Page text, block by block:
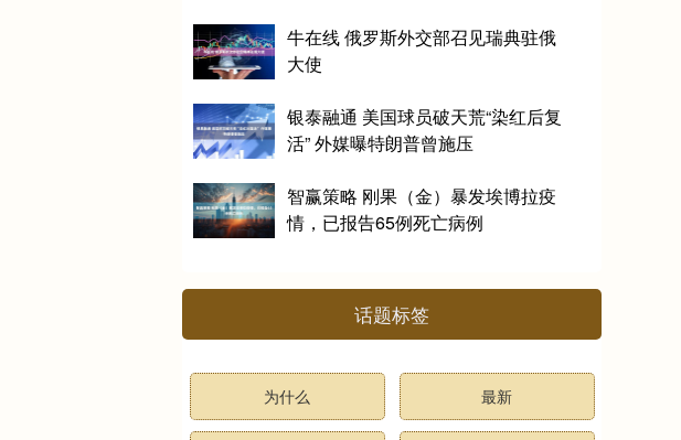
牛在线 俄罗斯外交部召见瑞典驻俄
大使
银泰融通 美国球员破天荒“染红后复
活” 外媒曝特朗普曾施压
智赢策略 刚果（金）暴发埃博拉疫
情，已报告65例死亡病例
话题标签
为什么 最新